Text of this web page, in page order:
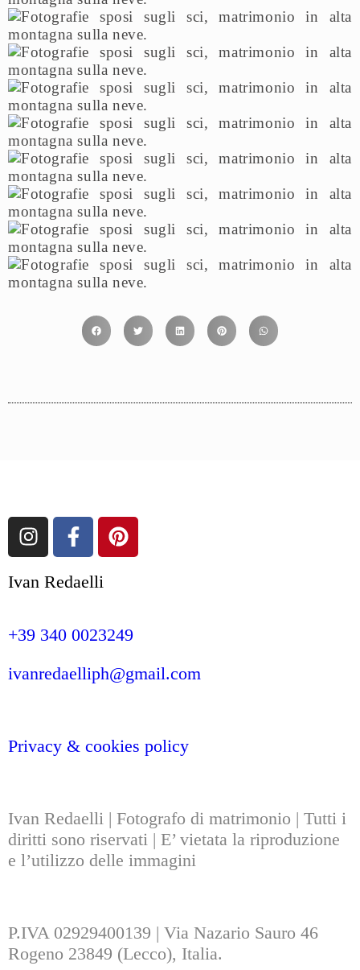
Ivan Redaelli
+39 340 0023249
ivanredaelliph@gmail.com
Privacy & cookies policy
Ivan Redaelli | Fotografo di matrimonio | Tutti i
diritti sono riservati | E’ vietata la riproduzione
e l’utilizzo delle immagini
P.IVA 02929400139 | Via Nazario Sauro 46
Rogeno 23849 (Lecco), Italia.